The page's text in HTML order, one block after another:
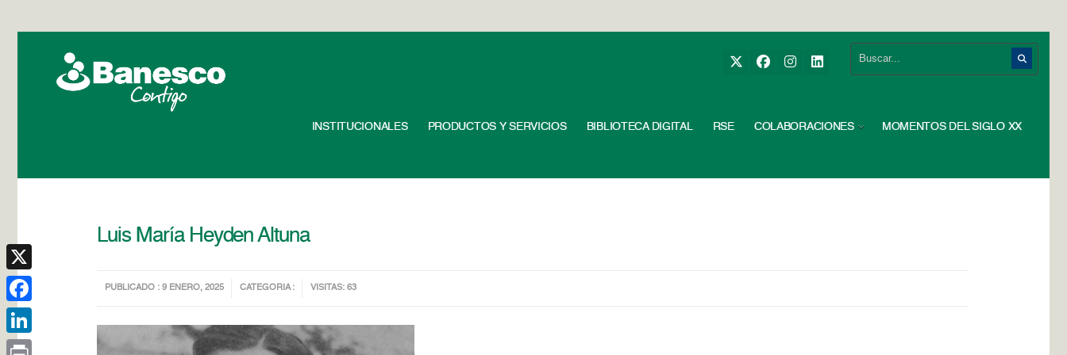
INSTITUCIONALES PRODUCTOS Y SERVICIOS BIBLIOTECA DIGITAL RSE COLABORACIONES MOMENTOS DEL SIGLO XX
Luis María Heyden Altuna
PUBLICADO : 9 ENERO, 2025 CATEGORIA : VISITAS: 63
X
Facebook
LinkedIn